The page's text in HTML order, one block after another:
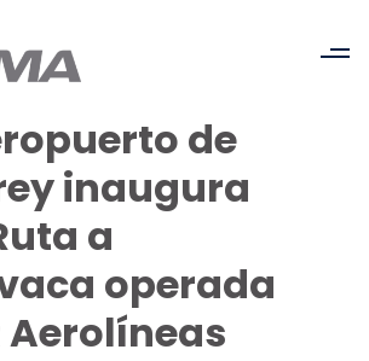
de
inaugura
a
operada
Aerolíneas